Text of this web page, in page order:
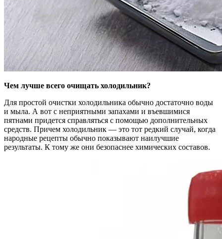
Чем лучше всего очищать холодильник?
Для простой очистки холодильника обычно достаточно воды
и мыла. А вот с неприятными запахами и въевшимися
пятнами придется справляться с помощью дополнительных
средств. Причем холодильник — это тот редкий случай, когда
народные рецепты обычно показывают наилучшие
результаты. К тому же они безопаснее химических составов.